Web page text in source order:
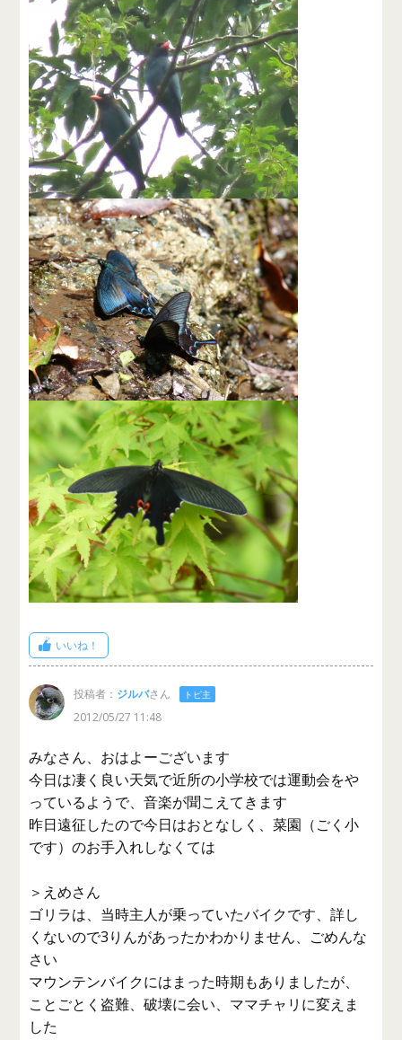
いいね！
投稿者： ジルバさん トピ主
2012/05/27 11:48
みなさん、おはよーございます
今日は凄く良い天気で近所の小学校では運動会をや
っているようで、音楽が聞こえてきます
昨日遠征したので今日はおとなしく、菜園（ごく小
です）のお手入れしなくては
＞えめさん
ゴリラは、当時主人が乗っていたバイクです、詳し
くないので3りんがあったかわかりません、ごめんな
さい
マウンテンバイクにはまった時期もありましたが、
ことごとく盗難、破壊に会い、ママチャリに変えま
した